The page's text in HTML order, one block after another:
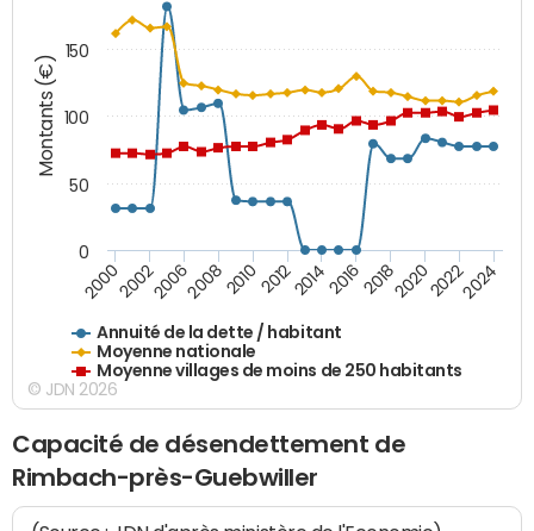
Montants (€)
Annuité de la dette / habitant
Moyenne nationale
Moyenne villages de moins de 250 habitants
200020022006200820102012201420162018202020222024
0
50
100
150
© JDN 2026
Capacité de désendettement de
Rimbach-près-Guebwiller